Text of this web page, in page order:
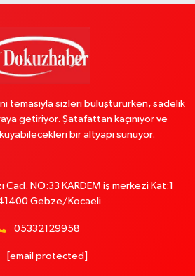
temasıyla sizleri buluştururken, sadelik
getiriyor. Şatafattan kaçınıyor ve
bir altyapı sunuyor.
Cad. NO:33 KARDEM iş merkezi Kat:1
Gebze/Kocaeli
05332129958
[email protected]